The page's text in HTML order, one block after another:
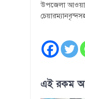
উপজেলা
এই রকম